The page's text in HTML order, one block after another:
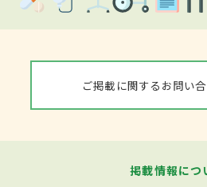
ご掲載に関するお問い
掲載情報につ